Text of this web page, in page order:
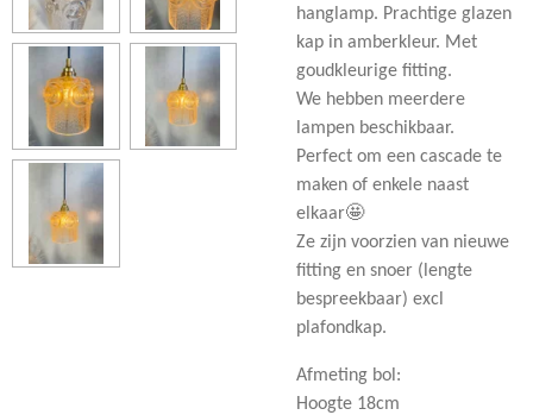
hanglamp. Prachtige glazen
kap in amberkleur. Met
goudkleurige fitting.
We hebben meerdere
lampen beschikbaar.
Perfect om een cascade te
maken of enkele naast
elkaar🤩
Ze zijn voorzien van nieuwe
fitting en snoer (lengte
bespreekbaar) excl
plafondkap.
Afmeting bol:
Hoogte 18cm